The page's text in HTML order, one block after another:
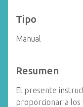
Tipo
Manual
Resumen
El presente
proporcionar a los